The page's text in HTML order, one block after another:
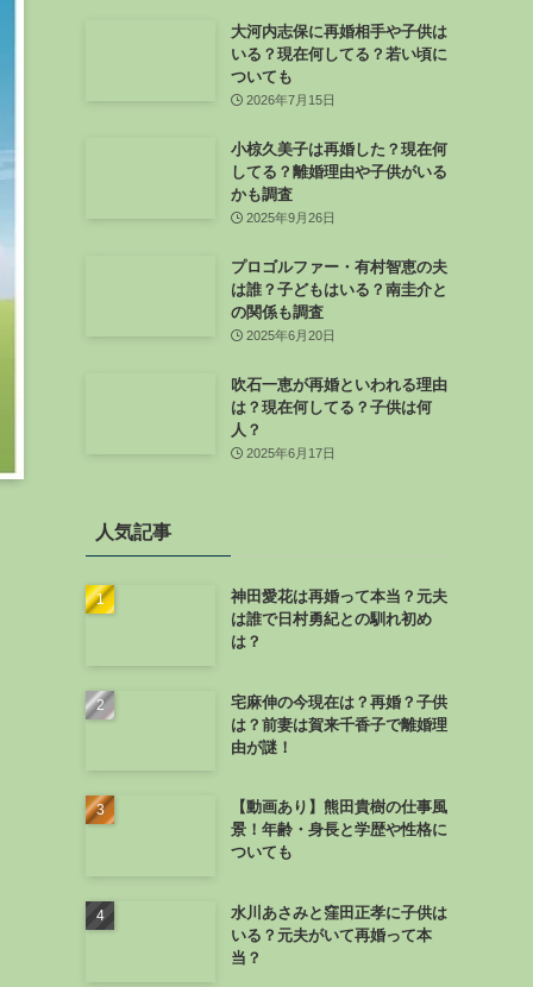
大河内志保に再婚相手や子供は
いる？現在何してる？若い頃に
ついても
2026年7月15日
小椋久美子は再婚した？現在何
してる？離婚理由や子供がいる
かも調査
2025年9月26日
プロゴルファー・有村智恵の夫
は誰？子どもはいる？南圭介と
の関係も調査
2025年6月20日
吹石一恵が再婚といわれる理由
は？現在何してる？子供は何
人？
2025年6月17日
人気記事
神田愛花は再婚って本当？元夫
は誰で日村勇紀との馴れ初め
は？
宅麻伸の今現在は？再婚？子供
は？前妻は賀来千香子で離婚理
由が謎！
【動画あり】熊田貴樹の仕事風
景！年齢・身長と学歴や性格に
ついても
水川あさみと窪田正孝に子供は
いる？元夫がいて再婚って本
当？